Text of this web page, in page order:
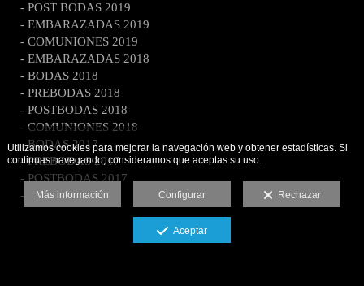
- POST BODAS 2019
- EMBARAZADAS 2019
- COMUNIONES 2019
- EMBARAZADAS 2018
- BODAS 2018
- PREBODAS 2018
- POSTBODAS 2018
- COMUNIONES 2018
- BODAS 2017
- PREBODAS 2017
- POSTBODAS 2017
- BODAS 2016
Utilizamos cookies para mejorar la navegación web y obtener estadísticas. Si
continuas navegando, consideramos que aceptas su uso.
Más información Configurar Rechazar
Aceptar